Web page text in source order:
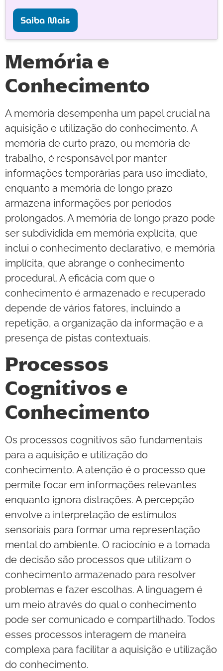
Saiba Mais
Memória e
Conhecimento
A memória desempenha um papel crucial na
aquisição e utilização do conhecimento. A
memória de curto prazo, ou memória de
trabalho, é responsável por manter
informações temporárias para uso imediato,
enquanto a memória de longo prazo
armazena informações por períodos
prolongados. A memória de longo prazo pode
ser subdividida em memória explícita, que
inclui o conhecimento declarativo, e memória
implícita, que abrange o conhecimento
procedural. A eficácia com que o
conhecimento é armazenado e recuperado
depende de vários fatores, incluindo a
repetição, a organização da informação e a
presença de pistas contextuais.
Processos
Cognitivos e
Conhecimento
Os processos cognitivos são fundamentais
para a aquisição e utilização do
conhecimento. A atenção é o processo que
permite focar em informações relevantes
enquanto ignora distrações. A percepção
envolve a interpretação de estímulos
sensoriais para formar uma representação
mental do ambiente. O raciocínio e a tomada
de decisão são processos que utilizam o
conhecimento armazenado para resolver
problemas e fazer escolhas. A linguagem é
um meio através do qual o conhecimento
pode ser comunicado e compartilhado. Todos
esses processos interagem de maneira
complexa para facilitar a aquisição e utilização
do conhecimento.